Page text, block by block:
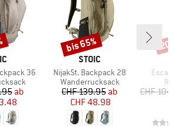
36
Preis
ab
MARKE
STOIC
Artikel
NijakSt. Backpack 28
Produktgruppe
Wanderrucksack
Preis
CHF 139.95reduzierter Preis
ab
CHF 48.98
Rabatt
bis 65%
Artikel
CHF